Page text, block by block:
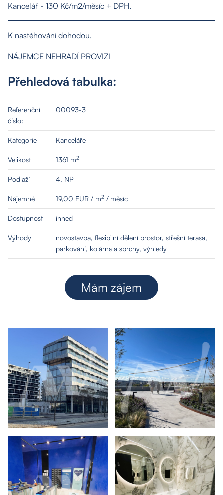
Kancelář - 130 Kč/m2/měsíc + DPH.
K nastěhování dohodou.
NÁJEMCE NEHRADÍ PROVIZI.
Přehledová tabulka:
Referenční
číslo:
00093-3
Kategorie Kanceláře
Velikost 1361 m2
Podlaží 4. NP
Nájemné 19,00 EUR / m2 / měsíc
Dostupnost ihned
Výhody
novostavba, flexibilní dělení prostor, střešní terasa,
parkování, kolárna a sprchy, výhledy
Mám zájem